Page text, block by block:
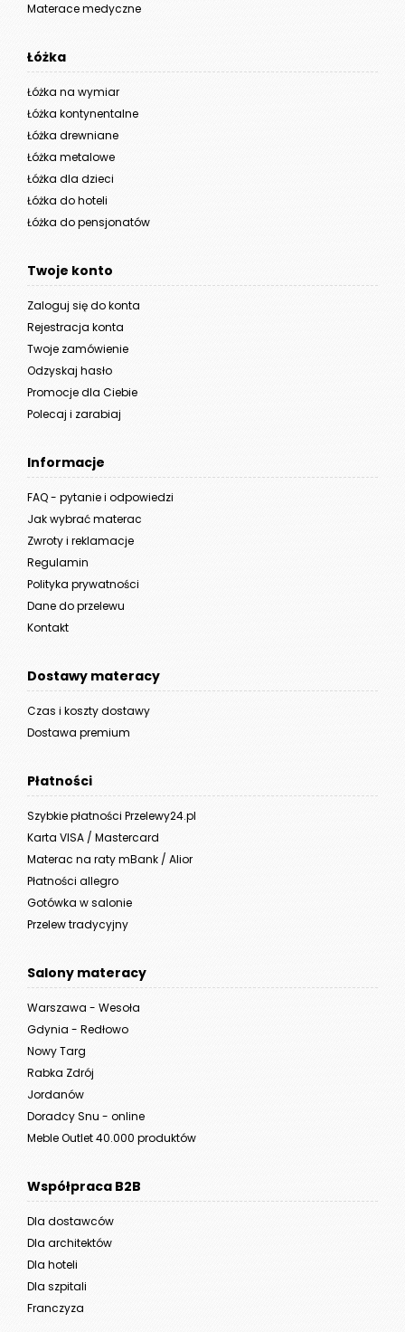
Materace medyczne
Łóżka
Łóżka na wymiar
Łóżka kontynentalne
Łóżka drewniane
Łóżka metalowe
Łóżka dla dzieci
Łóżka do hoteli
Łóżka do pensjonatów
Twoje konto
Zaloguj się do konta
Rejestracja konta
Twoje zamówienie
Odzyskaj hasło
Promocje dla Ciebie
Polecaj i zarabiaj
Informacje
FAQ - pytanie i odpowiedzi
Jak wybrać materac
Zwroty i reklamacje
Regulamin
Polityka prywatności
Dane do przelewu
Kontakt
Dostawy materacy
Czas i koszty dostawy
Dostawa premium
Płatności
Szybkie płatności Przelewy24.pl
Karta VISA / Mastercard
Materac na raty mBank / Alior
Płatności allegro
Gotówka w salonie
Przelew tradycyjny
Salony materacy
Warszawa - Wesoła
Gdynia - Redłowo
Nowy Targ
Rabka Zdrój
Jordanów
Doradcy Snu - online
Meble Outlet 40.000 produktów
Współpraca B2B
Dla dostawców
Dla architektów
Dla hoteli
Dla szpitali
Franczyza